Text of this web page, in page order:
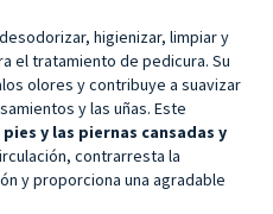
higienizar, limpiar y
el tratamiento de pedicura. Su
olores y contribuye a suavizar
y las uñas. Este
y las piernas cansadas y
contrarresta la
y proporciona una agradable